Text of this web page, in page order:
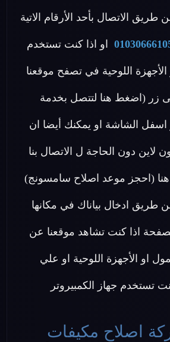
الاتصال بأحد الأرقام الاتية
او اذا كنت تستخدم
الأجهزة اللوحية في تصفح موقعنا
زر (اضغط هنا لتتصل بخدمة
اسفل الشاشة او يمكنك أيضا ان
لاين دون الحاجة ل الاتصال بنا
(احجز موعد اصلاح سامسونج)
طريق ادخال بياناك في مكانها
اذا كنت تشاهد موقعنا عن
او الأجهزة اللوحية او علي
تستخدم جهاز الكمبيروتر
اصلاح مكيفات